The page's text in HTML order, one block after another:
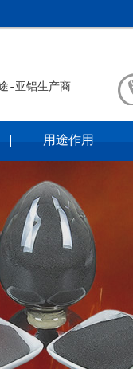
-亚铝生产商
用途作用